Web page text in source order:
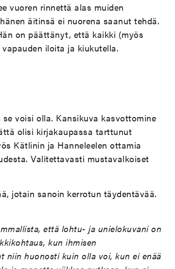
vuoren rinnettä alas muiden
äitinsä ei nuorena saanut tehdä.
on päättänyt, että kaikki (myös
iloita ja kiukutella.
voisi olla. Kansikuva kasvottomine
olisi kirjakaupassa tarttunut
Kätlinin ja Hanneleelen ottamia
Valitettavasti mustavalkoiset
jotain sanoin kerrotun täydentävää.
että lohtu- ja unielokuvani on
kun ihmisen
niin huonosti kuin olla voi, kun ei enää